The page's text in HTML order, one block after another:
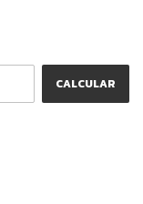
CALCULAR